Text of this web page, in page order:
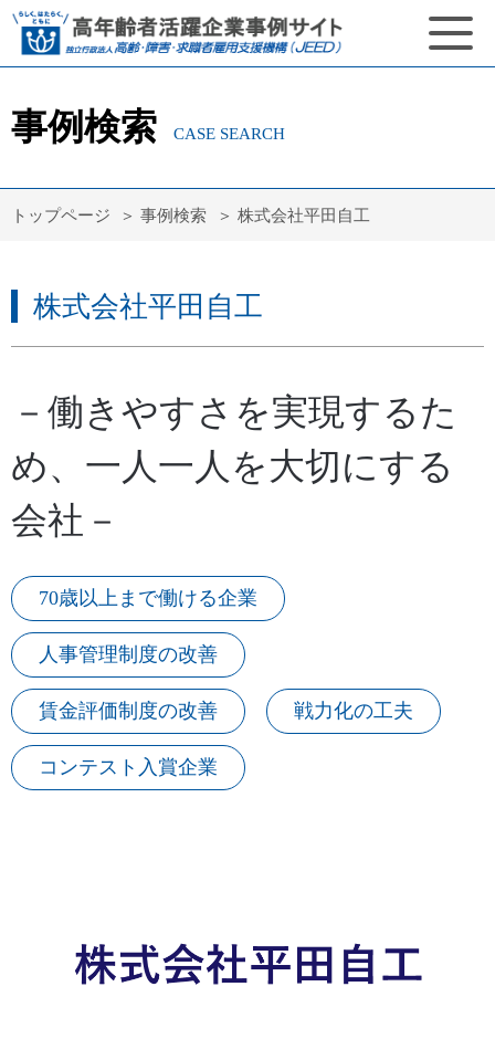
事例検索 CASE SEARCH
トップページ 事例検索 株式会社平田自工
株式会社平田自工
－働きやすさを実現するた
め、一人一人を大切にする
会社－
70歳以上まで働ける企業
人事管理制度の改善
賃金評価制度の改善 戦力化の工夫
コンテスト入賞企業